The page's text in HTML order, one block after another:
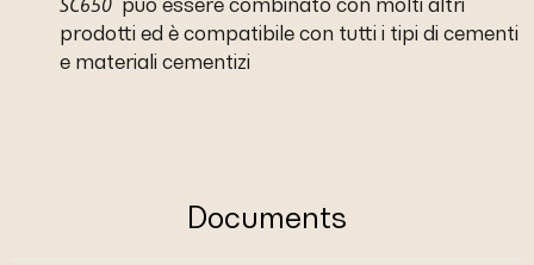
prodotti ed è compatibile con tutti i tipi di cementi
e materiali cementizi
Documents